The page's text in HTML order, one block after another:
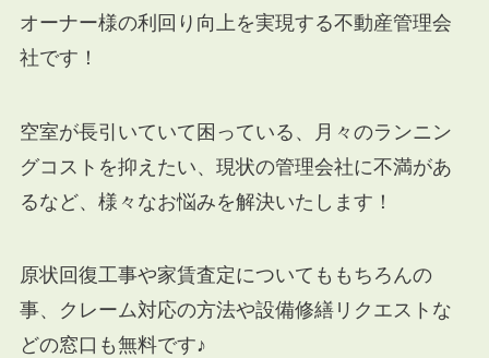
オーナー様の利回り向上を実現する不動産管理会
社です！
空室が長引いていて困っている、月々のランニン
グコストを抑えたい、現状の管理会社に不満があ
るなど、様々なお悩みを解決いたします！
原状回復工事や家賃査定についてももちろんの
事、クレーム対応の方法や設備修繕リクエストな
どの窓口も無料です♪